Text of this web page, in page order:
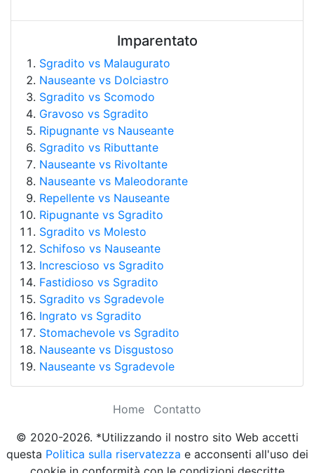
Imparentato
Sgradito vs Malaugurato
Nauseante vs Dolciastro
Sgradito vs Scomodo
Gravoso vs Sgradito
Ripugnante vs Nauseante
Sgradito vs Ributtante
Nauseante vs Rivoltante
Nauseante vs Maleodorante
Repellente vs Nauseante
Ripugnante vs Sgradito
Sgradito vs Molesto
Schifoso vs Nauseante
Increscioso vs Sgradito
Fastidioso vs Sgradito
Sgradito vs Sgradevole
Ingrato vs Sgradito
Stomachevole vs Sgradito
Nauseante vs Disgustoso
Nauseante vs Sgradevole
Home
Contatto
© 2020-2026. *Utilizzando il nostro sito Web accetti
questa Politica sulla riservatezza e acconsenti all'uso dei